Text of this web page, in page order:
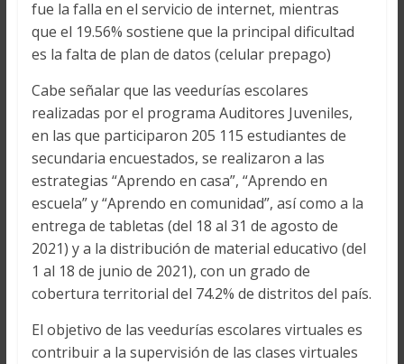
fue la falla en el servicio de internet, mientras
que el 19.56% sostiene que la principal dificultad
es la falta de plan de datos (celular prepago)
Cabe señalar que las veedurías escolares
realizadas por el programa Auditores Juveniles,
en las que participaron 205 115 estudiantes de
secundaria encuestados, se realizaron a las
estrategias “Aprendo en casa”, “Aprendo en
escuela” y “Aprendo en comunidad”, así como a la
entrega de tabletas (del 18 al 31 de agosto de
2021) y a la distribución de material educativo (del
1 al 18 de junio de 2021), con un grado de
cobertura territorial del 74.2% de distritos del país.
El objetivo de las veedurías escolares virtuales es
contribuir a la supervisión de las clases virtuales